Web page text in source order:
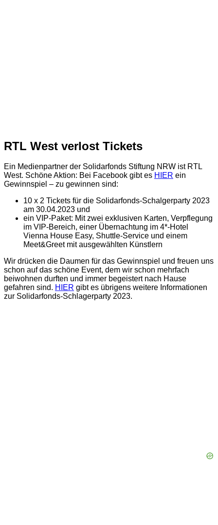
RTL West verlost Tickets
Ein Medienpartner der Solidarfonds Stiftung NRW ist RTL
West. Schöne Aktion: Bei Facebook gibt es HIER ein
Gewinnspiel – zu gewinnen sind:
10 x 2 Tickets für die Solidarfonds-Schalgerparty 2023
am 30.04.2023 und
ein VIP-Paket: Mit zwei exklusiven Karten, Verpflegung
im VIP-Bereich, einer Übernachtung im 4*-Hotel
Vienna House Easy, Shuttle-Service und einem
Meet&Greet mit ausgewählten Künstlern
Wir drücken die Daumen für das Gewinnspiel und freuen uns
schon auf das schöne Event, dem wir schon mehrfach
beiwohnen durften und immer begeistert nach Hause
gefahren sind. HIER gibt es übrigens weitere Informationen
zur Solidarfonds-Schlagerparty 2023.